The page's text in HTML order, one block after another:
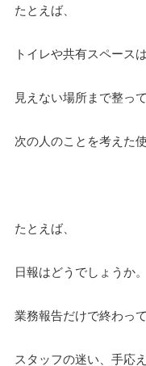
たとえば、
トイレや共有スペース
見えない場所まで整っ
次の人のことを考えた
たとえば、
日報はどうでしょうか。
業務報告だけで終わっ
スタッフの迷い、手応